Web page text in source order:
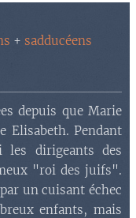
+ sadducéens
depuis que Marie
Elisabeth. Pendant
les dirigeants des
"roi des juifs".
un cuisant échec
enfants, mais